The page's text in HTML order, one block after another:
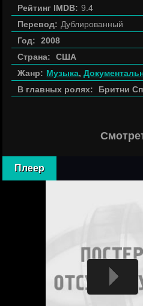
Рейтинг IMDB: 9.4
Перевод: Дублированный
Год:
2008
Страна:
США
Жанр: Музыка,
В главных ролях:
Бритни
Плеер